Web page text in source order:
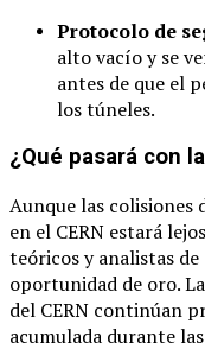
Protocolo de
alto vacío y se
antes de que el
los túneles.
¿Qué pasará con
Aunque las colisiones
en el CERN estará
teóricos y analistas de
oportunidad de oro.
del CERN continúan
acumulada durante